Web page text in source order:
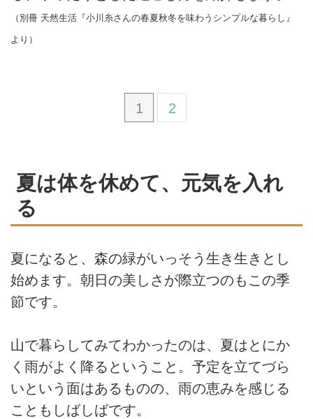
（別冊 天然生活『小川糸さんの春夏秋冬を味わうシンプルな暮らし』
より）
1 2
夏は体を休めて、元気を入れ
る
夏になると、森の緑がいっそう生き生きとし
始めます。朝日の美しさが際立つのもこの季
節です。
山で暮らしてみてわかったのは、夏はとにか
く雨がよく降るということ。予定を立てづら
いという面はあるものの、雨の恵みを感じる
こともしばしばです。